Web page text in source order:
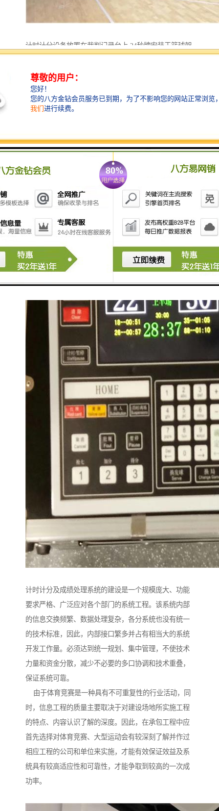
计时计分设备放置在裁判记录台上,24秒牌安装于篮球架
或无线控制。
计时计分与LED大屏幕电脑用超五类双绞线连接,布线要
布2根,一根做备用.
头连电脑耳机插孔一头连调音台.
有进攻指示器,犯规显示器等扩展设备.只需考虑电源即
计时计分及成绩处理系统的建设是一个规模庞大、功能
要求严格、广泛应对各个部门的系统工程。该系统内部
的信息交换频繁、数据处理复杂，各分系统也没有统一
的技术标准，因此，内部接口繁多并占有相当大的系统
开发工作量。必须达到统一规划、集中管理，不使技术
力量和资金分散，减少不必要的多口协调和技术重叠，
保证系统可靠。
由于体育竞赛是一种具有不可重复性的行业活动，同
时，信息工程的质量主要取决于对建设场地所实施工程
的特点、内容认识了解的深度。因此，在承包工程中应
首先选择对体育竞赛、大型运动会有较深刻了解并作过
相应工程的公司和单位来实施，才能有效保证效益及系
统具有较高适应性和可靠性，才能争取到较高的一次成
功率。